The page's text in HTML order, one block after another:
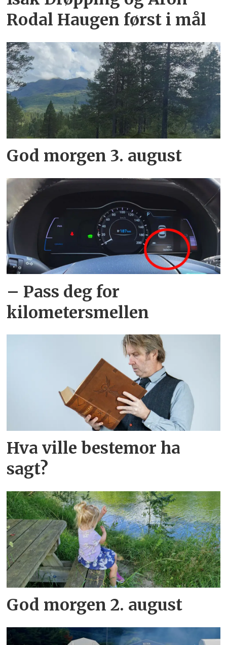
Rodal Haugen først i mål
God morgen 3. august
– Pass deg for
kilometersmellen
Hva ville bestemor ha
sagt?
God morgen 2. august